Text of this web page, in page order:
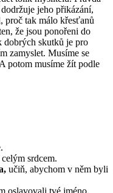
jeho přikázání,
proč tak málo křesťanů
že jsou ponořeni do
dobrých skutků je pro
zamyslet. Musíme se
potom musíme žít podle
srdcem.
učiň, abychom v něm byli
oslavovali tvé jméno.